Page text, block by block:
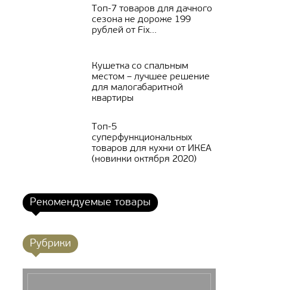
Топ-7 товаров для дачного
сезона не дороже 199
рублей от Fix...
Кушетка со спальным
местом – лучшее решение
для малогабаритной
квартиры
Топ-5
суперфункциональных
товаров для кухни от ИКЕА
(новинки октября 2020)
Рекомендуемые товары
Рубрики